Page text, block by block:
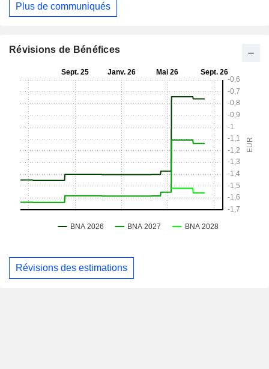
Plus de communiqués
Révisions de Bénéfices
Révisions des estimations